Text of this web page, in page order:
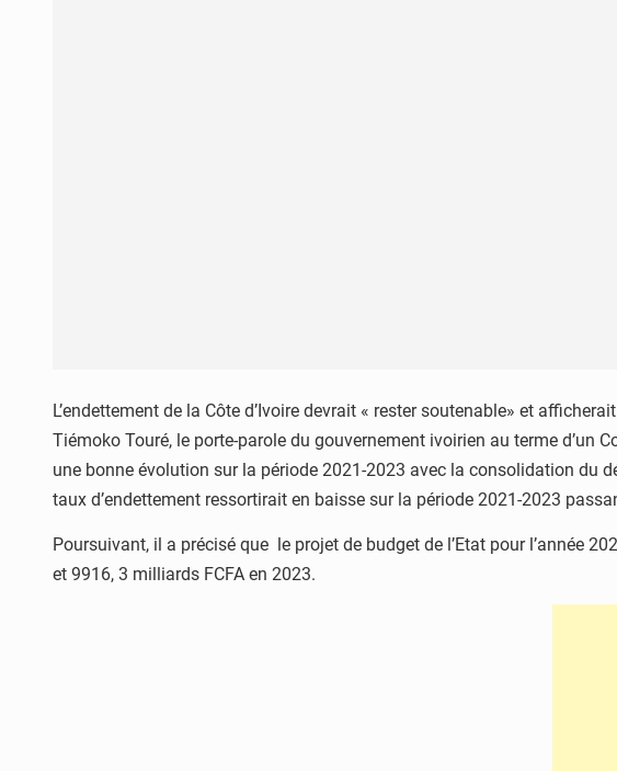
L’endettement de la Côte d’Ivoire devrait « rester soutenable» et
Tiémoko Touré, le porte-parole du gouvernement ivoirien au terme d’un
une bonne évolution sur la période 2021-2023 avec la consolidation du
taux d’endettement ressortirait en baisse sur la période 2021-2023
Poursuivant, il a précisé que le projet de budget de l’Etat pour l’année
et 9916, 3 milliards FCFA en 2023.